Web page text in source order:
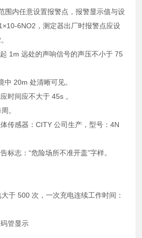
围内任意设置报警点，报警显示值与设
6NO2，测定器出厂时报警点应设
1m 远处的声响信号的声压不小于 75
中 20m 处清晰可见。
时间应不大于 45s 。
周。
传感器：CITY 公司生产，型号：4N
标志：“危险场所不准开盖”字样。
于 500 次，一次充电连续工作时间：
管显示